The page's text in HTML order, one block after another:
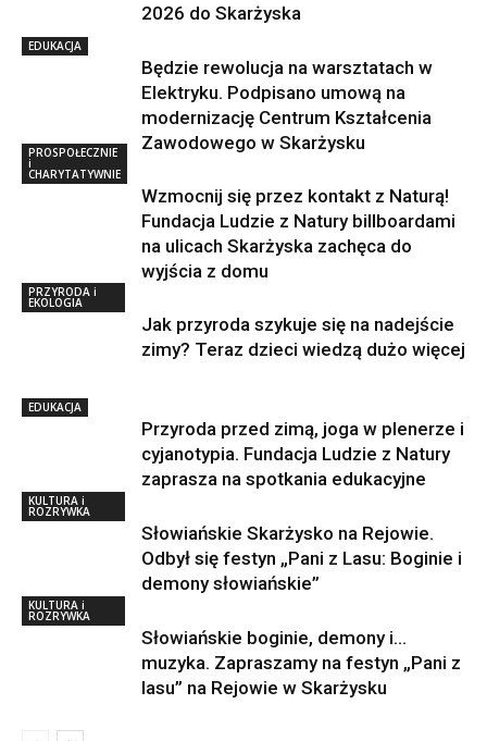
2026 do Skarżyska
EDUKACJA
Będzie rewolucja na warsztatach w
Elektryku. Podpisano umową na
modernizację Centrum Kształcenia
Zawodowego w Skarżysku
PROSPOŁECZNIE
i
CHARYTATYWNIE
Wzmocnij się przez kontakt z Naturą!
Fundacja Ludzie z Natury billboardami
na ulicach Skarżyska zachęca do
wyjścia z domu
PRZYRODA i
EKOLOGIA
Jak przyroda szykuje się na nadejście
zimy? Teraz dzieci wiedzą dużo więcej
EDUKACJA
Przyroda przed zimą, joga w plenerze i
cyjanotypia. Fundacja Ludzie z Natury
zaprasza na spotkania edukacyjne
KULTURA i
ROZRYWKA
Słowiańskie Skarżysko na Rejowie.
Odbył się festyn „Pani z Lasu: Boginie i
demony słowiańskie”
KULTURA i
ROZRYWKA
Słowiańskie boginie, demony i…
muzyka. Zapraszamy na festyn „Pani z
lasu” na Rejowie w Skarżysku